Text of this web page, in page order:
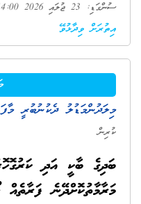
ސުންގަޑި: 23 ޖުލައި 2026 14:00
އިތުރަށް ވިދާޅުވޭ
މިލަދުންމަޑުލު ދެކުނުބުރީ
ކުރިން
ބަދިގެ ބާކީ އަދި
މަރާމާތުކޮށްދޭނެ ފަރާތެއް